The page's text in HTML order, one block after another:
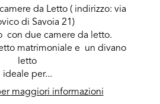
da Letto ( indirizzo: via
di Savoia 21)
con due camere da letto.
matrimoniale e un divano
letto
ideale per...
maggiori informazioni